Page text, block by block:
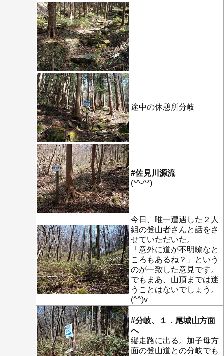
途中の休憩所分岐
#佐見川源流
(*^-^*)
今日、唯一遭遇した２人
組の登山者さんと話をさ
せていただいた。
「意外に道が不明瞭なと
ころもあるね？」という
のが一致した意見です。
でもまあ、山頂までは迷
うことはないでしょう。
(^^)v
#分岐、１．尾城山方面
へ
縦走路に出る。加子母方
面の登山道との分岐でも